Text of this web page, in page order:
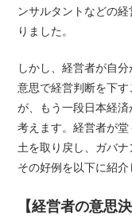
ンサルタントなどの
りました。
しかし、経営者が自
意思で経営判断を下
が、もう一段日本経
考えます。経営者が
土を取り戻し、ガバナ
その好例を以下に紹介
【経営者の意思